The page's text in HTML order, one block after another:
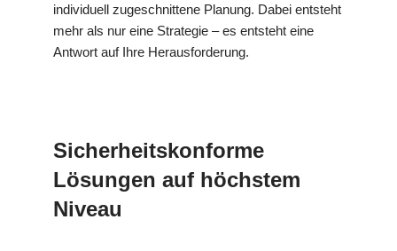
individuell zugeschnittene Planung. Dabei entsteht
mehr als nur eine Strategie – es entsteht eine
Antwort auf Ihre Herausforderung.
Sicherheitskonforme
Lösungen auf höchstem
Niveau